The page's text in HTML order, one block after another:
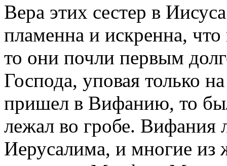
Вера этих сестер в
пламенна и искренна, что
то они почли первым
Господа, уповая только
пришел в Вифанию, то
лежал во гробе. Вифания
Иерусалима, и многие из